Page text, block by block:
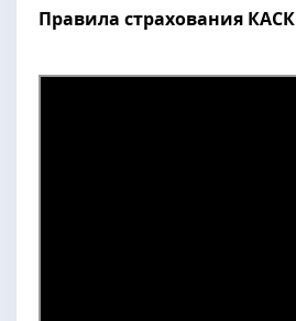
Правила страхования